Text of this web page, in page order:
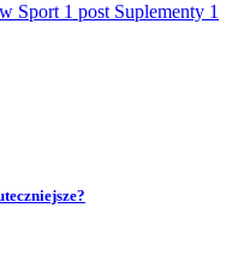
Sport 1 post Suplementy 1